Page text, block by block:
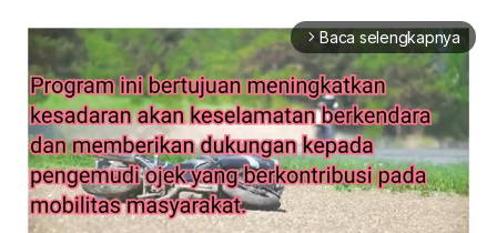
arrow_forward_ios Baca selengkapnya